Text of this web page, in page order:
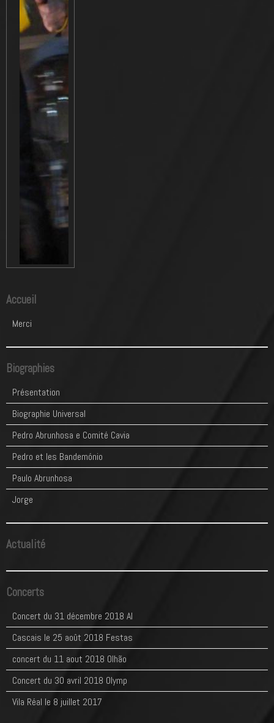
Accueil
Merci
Biographies
Présentation
Biographie Universal
Pedro Abrunhosa e Comité Cavia
Pedro et les Bandemónio
Paulo Abrunhosa
Jorge
Actualité
Concerts
Concert du 31 décembre 2018 Al
Cascais le 25 août 2018 Festas
concert du 11 aout 2018 Olhão
Concert du 30 avril 2018 Olymp
Vila Réal le 8 juillet 2017